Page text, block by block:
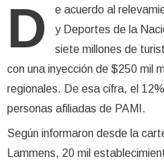
D
e acuerdo al
y Deportes de la
siete millones de
con una inyección de $250 mil
regionales. De esa cifra, el
personas afiliadas de PAMI.
Según informaron desde la
Lammens, 20 mil